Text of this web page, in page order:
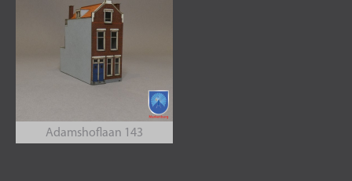
Adamshoflaan 143